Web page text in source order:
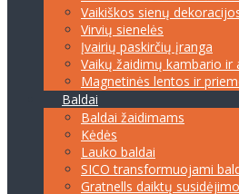
Vaikiškos sienų
Virvių sienelės
Įvairių paskirčių įranga
Vaikų žaidimų kambario ir
Magnetinės lentos ir
Baldai
Baldai žaidimams
Kėdės
Lauko baldai
SICO transformuojami
Gratnells daiktų